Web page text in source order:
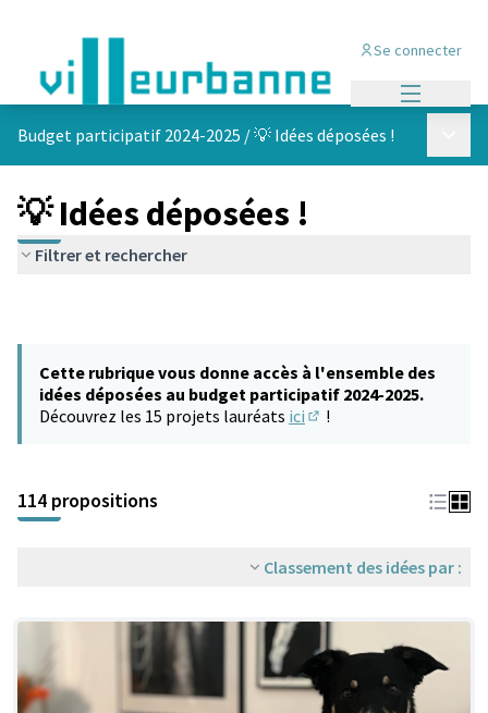
Se connecter
Budget participatif 2024-2025 /💡 Idées déposées !
💡 Idées déposées !
Filtrer et rechercher
Cette rubrique vous donne accès à l'ensemble des
idées déposées au budget participatif 2024-2025.
Découvrez les 15 projets lauréats ici !
114 propositions
Classement des idées par :